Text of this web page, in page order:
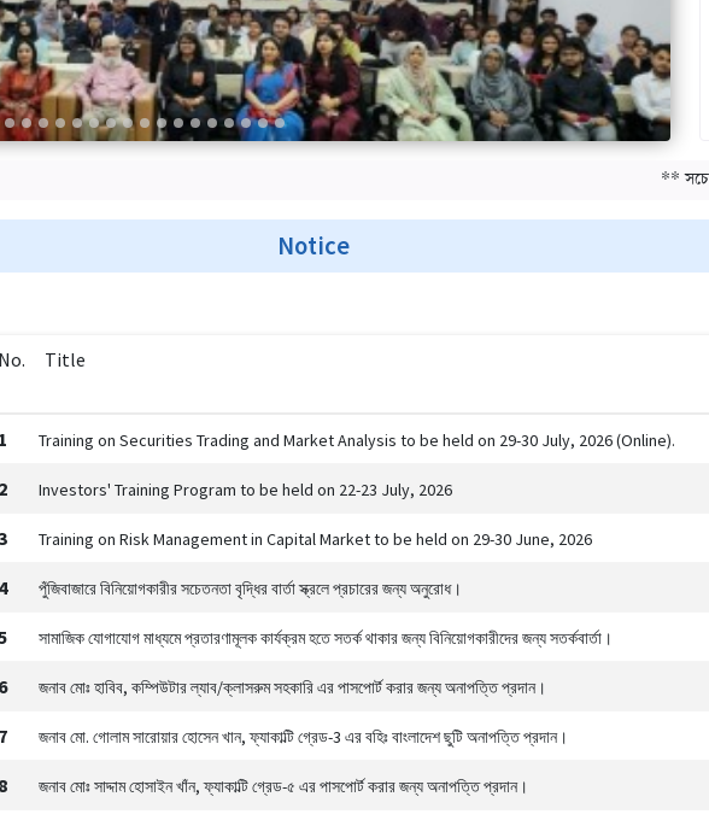
** সচেতন
Notice
No. Title
1 Training on Securities Trading and Market Analysis to be held on 29-30 July, 2026 (Online).
2 Investors' Training Program to be held on 22-23 July, 2026
Training on Risk Management in Capital Market to be held on 29-30 June, 2026
4 পুঁজিবাজারে বিনিয়োগকারীর সচেতনতা বৃদ্ধির বার্তা স্ক্রলে প্রচারের জন্য অনুরোধ।
সামাজিক যোগাযোগ মাধ্যমে প্রতারণামূলক কার্যক্রম হতে সতর্ক থাকার জন্য বিনিয়োগকারীদের জন্য সতর্কবার্তা।
6 জনাব মোঃ হাবিব, কম্পিউটার ল্যাব/ক্লাসরুম সহকারি এর পাসপোর্ট করার জন্য অনাপত্তি প্রদান।
7 জনাব মো. গোলাম সারোয়ার হোসেন খান, ফ্যাকাল্টি গ্রেড-3 এর বহিঃ বাংলাদেশ ছুটি অনাপত্তি প্রদান।
8 জনাব মোঃ সাদ্দাম হোসাইন খাঁন, ফ্যাকাল্টি গ্রেড-৫ এর পাসপোর্ট করার জন্য অনাপত্তি প্রদান।